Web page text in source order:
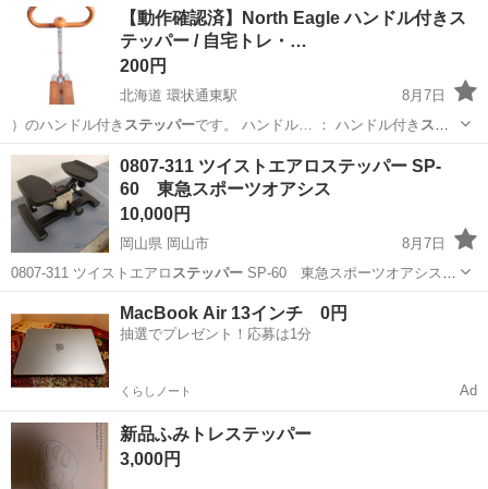
​【動作確認済】North Eagle ハンドル付きス
テッパー / 自宅トレ・…
200円
北海道 環状通東駅
8月7日
）のハンドル付き ステッパーです。 ハンドル… ： ハンドル付き ステ
ッパー/ フィットネ…
北海道 札幌市 フィットネス、トレーニング
0807-311 ツイストエアロステッパー SP-
60 東急スポーツオアシス
10,000円
岡山県 岡山市
8月7日
0807-311 ツイストエアロ ステッパーSP-60 東急スポーツオアシス
…
岡山市 フィットネス、トレーニング
ツイストエアロステッパー
MacBook Air 13インチ 0円
抽選でプレゼント！応募は1分
くらしノート Ad
新品ふみトレステッパー
3,000円